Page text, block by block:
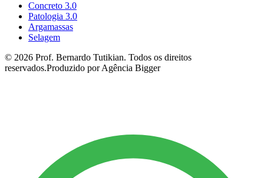
Concreto 3.0
Patologia 3.0
Argamassas
Selagem
© 2026 Prof. Bernardo Tutikian. Todos os direitos
reservados.Produzido por Agência Bigger